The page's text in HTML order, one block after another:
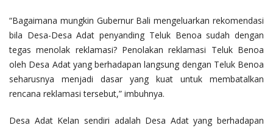
“Bagaimana mungkin Gubernur Bali mengeluarkan rekomendasi
bila Desa-Desa Adat penyanding Teluk Benoa sudah dengan
tegas menolak reklamasi? Penolakan reklamasi Teluk Benoa
oleh Desa Adat yang berhadapan langsung dengan Teluk Benoa
seharusnya menjadi dasar yang kuat untuk membatalkan
rencana reklamasi tersebut,” imbuhnya.
Desa Adat Kelan sendiri adalah Desa Adat yang berhadapan